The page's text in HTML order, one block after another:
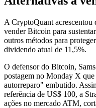
A CryptoQuant acrescentou
vender Bitcoin para
outros métodos para
dividendo atual de 11,5%.
O defensor do Bitcoin,
postagem no Monday X
autorreparo" embutido.
referência de US$ 100, a
ações no mercado ATM,